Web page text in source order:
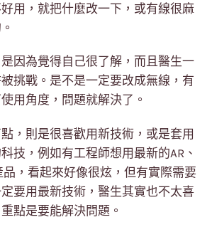
用，就把什麼改一下，或有線很麻
因為覺得自己很了解，而且醫生一
挑戰。是不是一定要改成無線，有
用角度，問題就解決了。
，則是很喜歡用新技術，或是套用
技，例如有工程師想用最新的AR、
品，看起來好像很炫，但有實際需要
要用最新技術，醫生其實也不太喜
點是要能解決問題。